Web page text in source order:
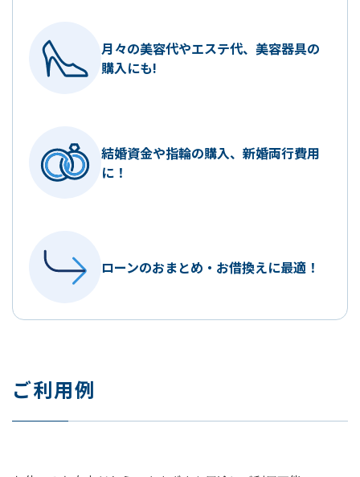
月々の美容代やエステ代、 美容器具の
購入にも!
結婚資金や指輪の購入、 新婚両行費用
に！
ローンのおまとめ・ お借換えに最適！
ご利用例